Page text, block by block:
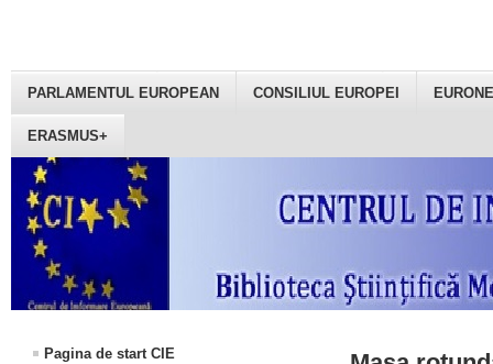
PARLAMENTUL EUROPEAN CONSILIUL EUROPEI
ERASMUS+
Pagina de start CIE